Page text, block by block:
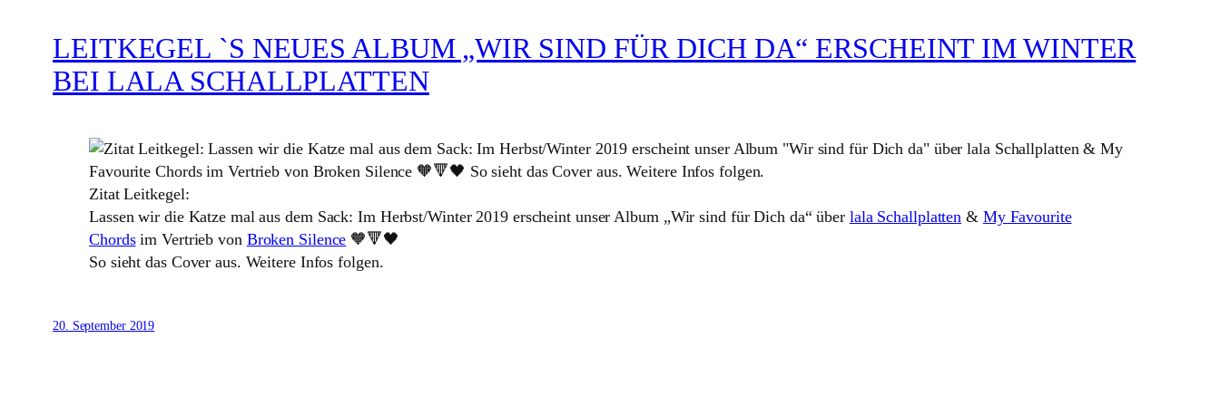
LEITKEGEL `S NEUES ALBUM „WIR SIND FÜR DICH DA“ ERSCHEINT IM WINTER
BEI LALA SCHALLPLATTEN
Zitat Leitkegel:
Lassen wir die Katze mal aus dem Sack: Im Herbst/Winter 2019 erscheint unser Album „Wir sind für Dich da“ über lala Schallplatten & My Favourite
Chordsim Vertrieb von Broken Silence 🧡🔻🖤
So sieht das Cover aus. Weitere Infos folgen.
20. September 2019